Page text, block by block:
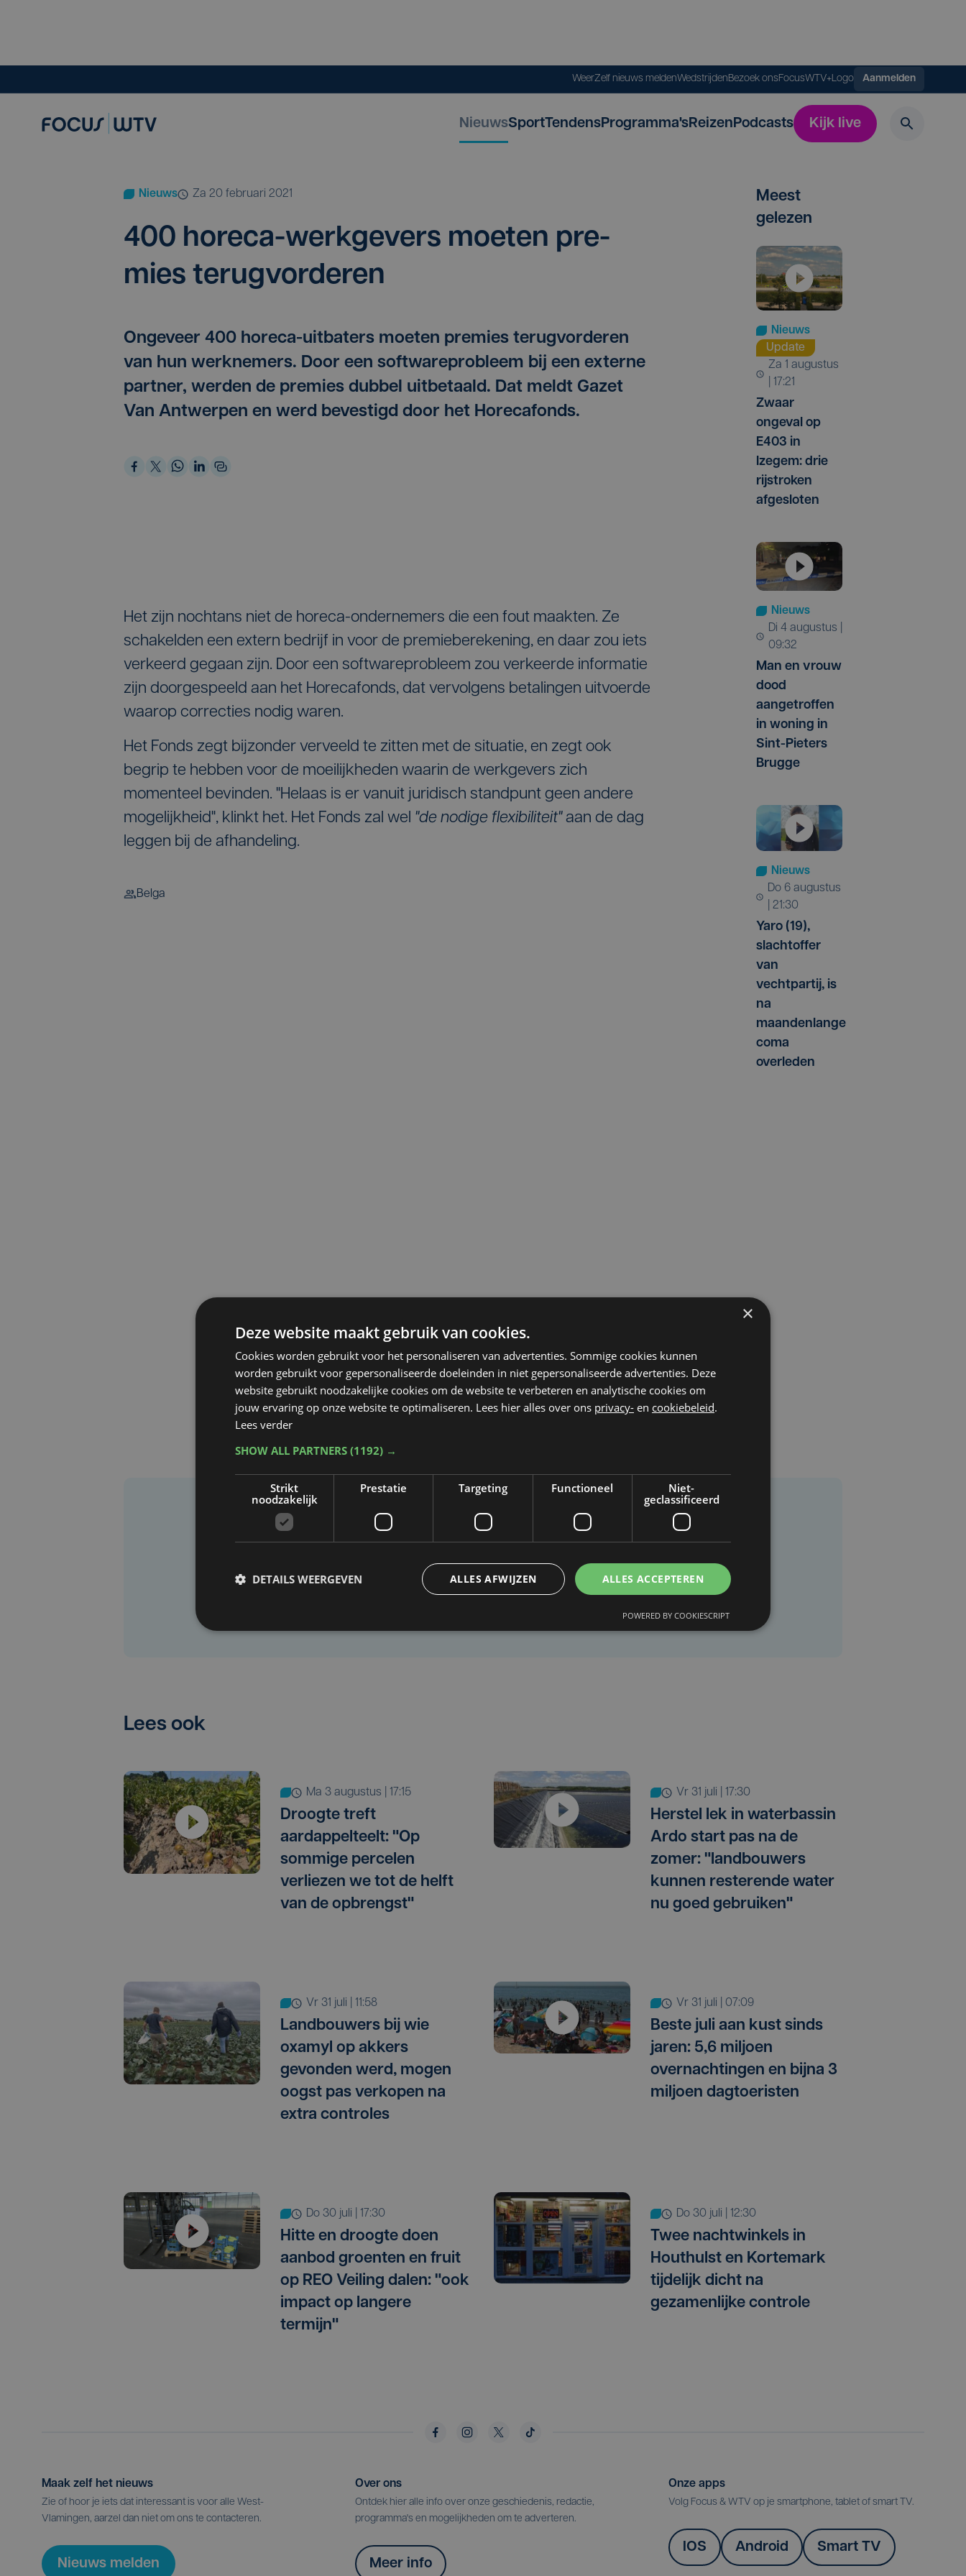
WeerZelf nieuws meldenWedstrijdenBezoek onsFocusWTV+Logo Aanmelden
NieuwsSportTendensProgramma'sReizenPodcasts Kijk live
Nieuws za 20 februari 2021
400 hore­ca-werk­ge­vers moe­ten pre­
mies terugvorderen
Ongeveer 400 horeca-uitbaters moeten premies terugvorderen
van hun werknemers. Door een softwareprobleem bij een externe
partner, werden de premies dubbel uitbetaald. Dat meldt Gazet
Van Antwerpen en werd bevestigd door het Horecafonds.
Het zijn nochtans niet de horeca-ondernemers die een fout maakten. Ze
schakelden een extern bedrijf in voor de premieberekening, en daar zou iets
verkeerd gegaan zijn. Door een softwareprobleem zou verkeerde informatie
zijn doorgespeeld aan het Horecafonds, dat vervolgens betalingen uitvoerde
waarop correcties nodig waren.
Het Fonds zegt bijzonder verveeld te zitten met de situatie, en zegt ook
begrip te hebben voor de moeilijkheden waarin de werkgevers zich
momenteel bevinden. "Helaas is er vanuit juridisch standpunt geen andere
mogelijkheid", klinkt het. Het Fonds zal wel "de nodige flexibiliteit"aan de dag
leggen bij de afhandeling.
Belga
Meest
gelezen
Nieuws
Update
za 1 augustus
| 17:21
Zwaar
ongeval op
E403 in
Izegem: drie
rijstroken
afgesloten
Nieuws
di 4 augustus |
09:32
Man en vrouw
dood
aangetroffen
in woning in
Sint-Pieters
Brugge
Nieuws
do 6 augustus
| 21:30
Yaro (19),
slachtoffer
van
vechtpartij, is
na
maandenlange
coma
overleden
Taalfout opgemerkt?
Laat het ons weten
Lees ook
ma 3 augustus | 17:15
Droogte treft
aardappelteelt: "Op
sommige percelen
verliezen we tot de helft
van de opbrengst"
vr 31 juli | 17:30
Herstel lek in waterbassin
Ardo start pas na de
zomer: "landbouwers
kunnen resterende water
nu goed gebruiken"
vr 31 juli | 11:58
Landbouwers bij wie
oxamyl op akkers
gevonden werd, mogen
oogst pas verkopen na
extra controles
vr 31 juli | 07:09
Beste juli aan kust sinds
jaren: 5,6 miljoen
overnachtingen en bijna 3
miljoen dagtoeristen
do 30 juli | 17:30
Hitte en droogte doen
aanbod groenten en fruit
op REO Veiling dalen: "ook
impact op langere
termijn"
do 30 juli | 12:30
Twee nachtwinkels in
Houthulst en Kortemark
tijdelijk dicht na
gezamenlijke controle
Maak zelf het nieuws
Zie of hoor je iets dat interessant is voor alle West-
Vlamingen, aarzel dan niet om ons te contacteren.
Nieuws melden
Over ons
Ontdek hier alle info over onze geschiedenis, redactie,
programma's en mogelijkheden om te adverteren.
Meer info
Onze apps
Volg Focus & WTV op je smartphone, tablet of smart TV.
IOS Android Smart TV
×
Deze website maakt gebruik van cookies.
Cookies worden gebruikt voor het personaliseren van advertenties. Sommige cookies kunnen
worden gebruikt voor gepersonaliseerde doeleinden in niet gepersonaliseerde advertenties. Deze
website gebruikt noodzakelijke cookies om de website te verbeteren en analytische cookies om
jouw ervaring op onze website te optimaliseren. Lees hier alles over ons privacy- en cookiebeleid.
Lees verder
SHOW ALL PARTNERS (1192) →
Strikt
noodzakelijk
Prestatie Targeting Functioneel
Niet-
geclassificeerd
ALLES ACCEPTEREN
ALLES AFWIJZEN
DETAILS WEERGEVEN
POWERED BY COOKIESCRIPT